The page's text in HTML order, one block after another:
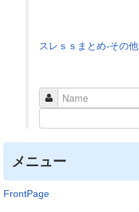
スレｓｓまとめ-その他
メニュー
FrontPage